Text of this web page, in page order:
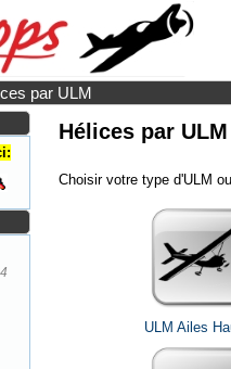
par ULM
Hélices par ULM
Choisir votre type d'ULM
ULM Ailes